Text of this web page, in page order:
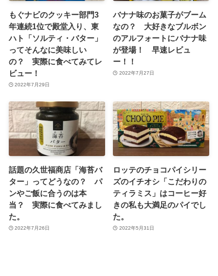
もぐナビのクッキー部門3
年連続1位で殿堂入り、東
ハト「ソルティ・バター」
ってそんなに美味しい
の？ 実際に食べてみてレ
ビュー！
2022年7月29日
バナナ味のお菓子がブーム
なの？ 大好きなブルボン
のアルフォートにバナナ味
が登場！ 早速レビュ
ー！！
2022年7月27日
話題の久世福商店「海苔バ
ター」ってどうなの？ パ
ンやご飯に合うのは本
当？ 実際に食べてみまし
た。
2022年7月26日
ロッテのチョコパイシリー
ズのイチオシ「こだわりの
ティラミス」はコーヒー好
きの私も大満足のパイでし
た。
2022年5月31日